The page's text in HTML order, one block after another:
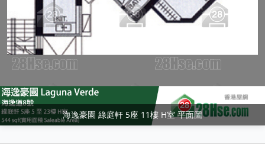
海逸豪園 綠庭軒 5座 11樓 H室 平面圖